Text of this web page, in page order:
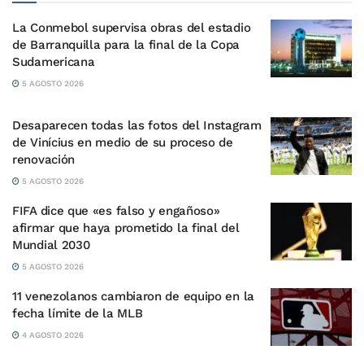
La Conmebol supervisa obras del estadio
de Barranquilla para la final de la Copa
Sudamericana
5 AGOSTO 2026
Desaparecen todas las fotos del Instagram
de Vinícius en medio de su proceso de
renovación
5 AGOSTO 2026
FIFA dice que «es falso y engañoso»
afirmar que haya prometido la final del
Mundial 2030
5 AGOSTO 2026
11 venezolanos cambiaron de equipo en la
fecha límite de la MLB
4 AGOSTO 2026